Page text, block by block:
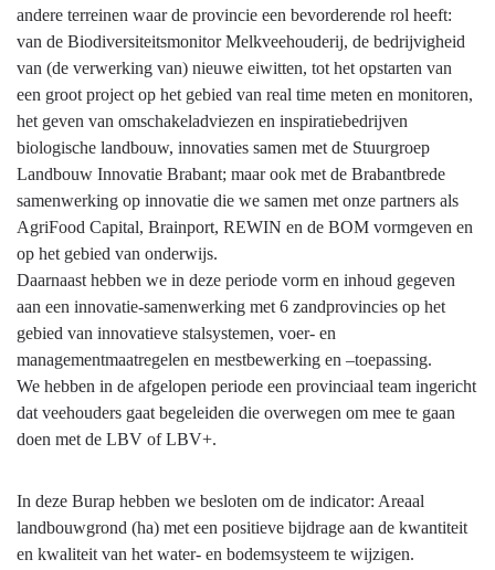
andere terreinen waar de provincie een bevorderende rol heeft:
van de Biodiversiteitsmonitor Melkveehouderij, de bedrijvigheid
van (de verwerking van) nieuwe eiwitten, tot het opstarten van
een groot project op het gebied van real time meten en monitoren,
het geven van omschakeladviezen en inspiratiebedrijven
biologische landbouw, innovaties samen met de Stuurgroep
Landbouw Innovatie Brabant; maar ook met de Brabantbrede
samenwerking op innovatie die we samen met onze partners als
AgriFood Capital, Brainport, REWIN en de BOM vormgeven en
op het gebied van onderwijs.
Daarnaast hebben we in deze periode vorm en inhoud gegeven
aan een innovatie-samenwerking met 6 zandprovincies op het
gebied van innovatieve stalsystemen, voer- en
managementmaatregelen en mestbewerking en –toepassing.
We hebben in de afgelopen periode een provinciaal team ingericht
dat veehouders gaat begeleiden die overwegen om mee te gaan
doen met de LBV of LBV+.
In deze Burap hebben we besloten om de indicator: Areaal
landbouwgrond (ha) met een positieve bijdrage aan de kwantiteit
en kwaliteit van het water- en bodemsysteem te wijzigen.